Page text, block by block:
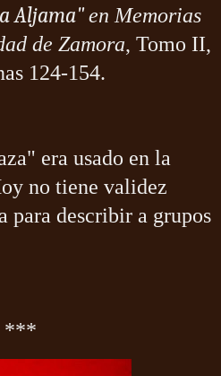
Aljama"en Memorias
de Zamora, Tomo II,
124-154.
era usado en la
no tiene validez
para describir a grupos
***